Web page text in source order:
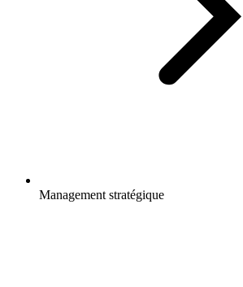
Management stratégique